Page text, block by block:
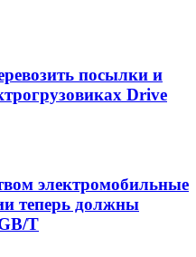
посылки и
Drive
электромобильные
теперь должны
T